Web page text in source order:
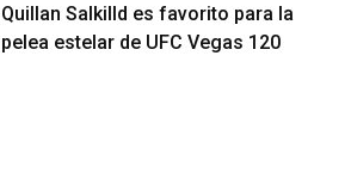
Quillan Salkilld es favorito para la
pelea estelar de UFC Vegas 120